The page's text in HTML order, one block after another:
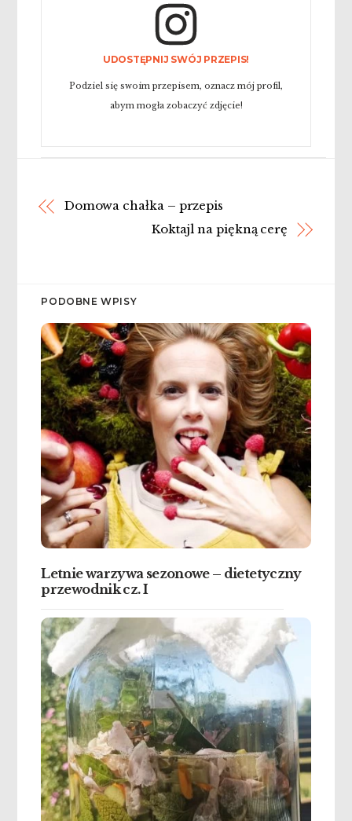
UDOSTĘPNIJ SWÓJ PRZEPIS!
Podziel się swoim przepisem, oznacz mój profil,
abym mogła zobaczyć zdjęcie!
Domowa chałka – przepis
Koktajl na piękną cerę
PODOBNE WPISY
Letnie warzywa sezonowe – dietetyczny
przewodnik cz. I